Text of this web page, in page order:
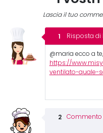
Lascia il tuo
Risposta di
@maria ecco a te,
https://
ventilato-quale-
Commento